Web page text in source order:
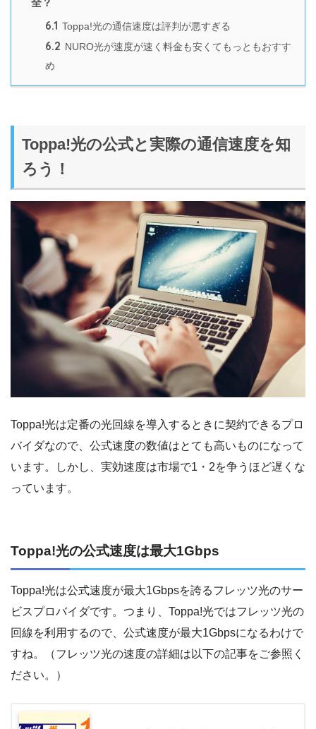
全？
6.1 Toppa!光の通信速度は評判が悪すぎる
6.2 NURO光が速度が速く料金も安くてもっともおすす
め
Toppa!光の公式と実際の通信速度を知
ろう！
Toppa!光は定番の光回線を導入するときに契約できるプロ
バイダなので、公式速度の数値はとても高いものになって
います。しかし、実効速度は市場で1・2を争うほど遅くな
っています。
Toppa!光の公式速度は最大1Gbps
Toppa!光は公式速度が最大1Gbpsを誇るフレッツ光のサー
ビスプロバイダです。つまり、Toppa!光ではフレッツ光の
回線を利用するので、公式速度が最大1Gbpsになるわけで
すね。（フレッツ光の速度の詳細は以下の記事をご参照く
ださい。）